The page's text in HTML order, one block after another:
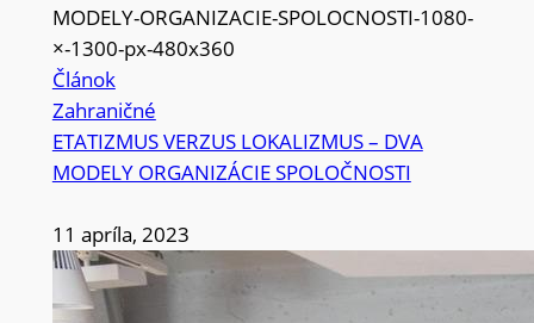
Článok
Zahraničné
ETATIZMUS VERZUS LOKALIZMUS – DVA
MODELY ORGANIZÁCIE SPOLOČNOSTI
11 apríla, 2023